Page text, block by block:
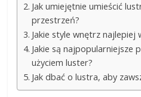
Jak umiejętnie umieścić
przestrzeń?
Jakie style wnętrz najlepiej
Jakie są najpopularniejsze
użyciem luster?
Jak dbać o lustra, aby